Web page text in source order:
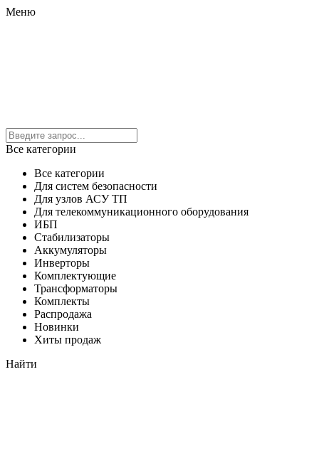
Меню
Все категории
Все категории
Для систем безопасности
Для узлов АСУ ТП
Для телекоммуникационного оборудования
ИБП
Стабилизаторы
Аккумуляторы
Инверторы
Комплектующие
Трансформаторы
Комплекты
Распродажа
Новинки
Хиты продаж
Найти